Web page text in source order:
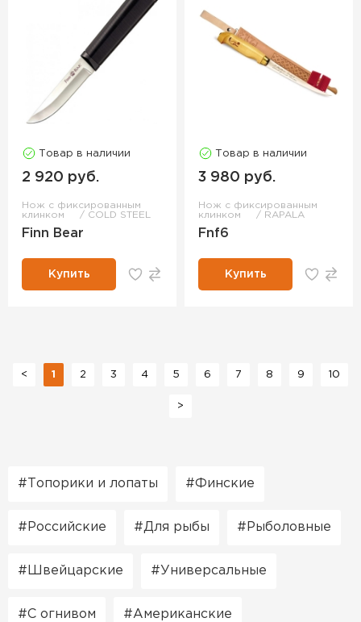
Товар в наличии
2 920 руб.
Нож с фиксированным
клинком
COLD STEEL
Finn Bear
Купить
Товар в наличии
3 980 руб.
Нож с фиксированным
клинком
RAPALA
Fnf6
Купить
< 1 2 3 4 5 6 7 8 9 10
>
Топорики и лопаты Финские
Российские Для рыбы Рыболовные
Швейцарские Универсальные
С огнивом Американские